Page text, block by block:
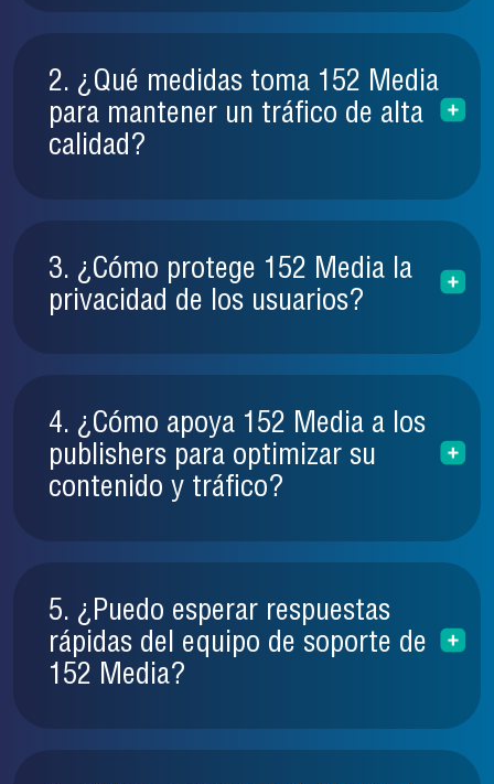
2. ¿Qué medidas toma 152 Media
para mantener un tráfico de alta
calidad?
3. ¿Cómo protege 152 Media la
privacidad de los usuarios?
4. ¿Cómo apoya 152 Media a los
publishers para optimizar su
contenido y tráfico?
5. ¿Puedo esperar respuestas
rápidas del equipo de soporte de
152 Media?